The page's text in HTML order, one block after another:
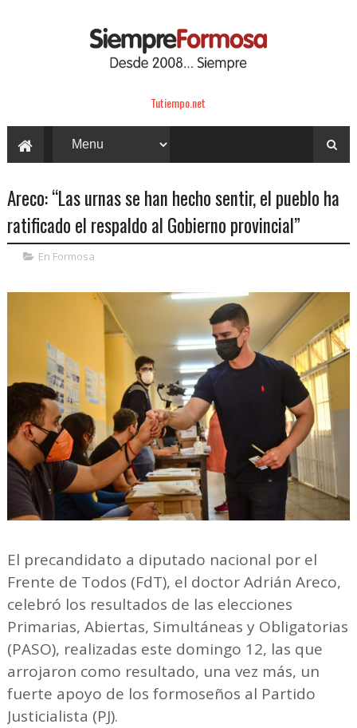
Tutiempo.net
Areco: “Las urnas se han hecho sentir, el pueblo ha
ratificado el respaldo al Gobierno provincial”
En Formosa
El precandidato a diputado nacional por el
Frente de Todos (FdT), el doctor Adrián Areco,
celebró los resultados de las elecciones
Primarias, Abiertas, Simultáneas y Obligatorias
(PASO), realizadas este domingo 12, las que
arrojaron como resultado, una vez más, un
fuerte apoyo de los formoseños al Partido
Justicialista (PJ).